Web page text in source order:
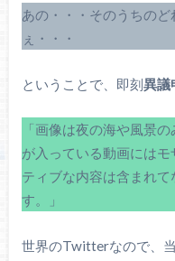
あの・・・そのうちの
ぇ・・・
ということで、即刻異議
「画像は夜の海や風景
が入っている動画には
ティブな内容は含まれ
す。」
世界のTwitterなので、